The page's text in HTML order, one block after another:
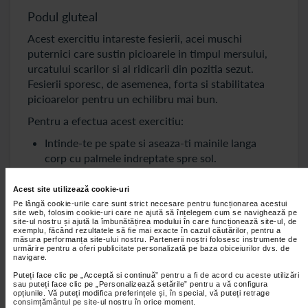
Acest site utilizează cookie-uri
Pe lângă cookie-urile care sunt strict necesare pentru funcționarea acestui
site web, folosim cookie-uri care ne ajută să înțelegem cum se navighează pe
site-ul nostru și ajută la îmbunătățirea modului în care funcționează site-ul, de
exemplu, făcând rezultatele să fie mai exacte în cazul căutărilor, pentru a
măsura performanța site-ului nostru. Partenerii noștri folosesc instrumente de
urmărire pentru a oferi publicitate personalizată pe baza obiceiurilor dvs. de
navigare.
Puteți face clic pe „Acceptă si continuă” pentru a fi de acord cu aceste utilizări
sau puteți face clic pe „Personalizează setările” pentru a vă configura
opțiunile. Vă puteți modifica preferințele și, în special, vă puteți retrage
consimțământul pe site-ul nostru în orice moment.
Podul gluteal
Acest exercitiu intareste fesierii, acei muschi
puternici care sustin picioarele in timpul mersului,
urcatului scarilor si al ridicarii din pozitia sezut.
Fesierii sporesc, de asemenea, forta si stabilitatea
picioarelor pentru un echilibru mai bun.
Pentru a efectua acest exercitiu:
Intinde-te pe spate si aseaza-ti mainile langa
corp cu palmele indreptate spre sol.
calcaiele pe pamant.
Tine-ti capul, partea superioara a spatelui,
bratele si picioarele sau doar calcaiele pe podea
pe toata durata exercitiului.
Incordeaza-ti muschii fesieri si ischiogambierii,
ridicand pelvisul in sus la o inaltime in care
umerii, soldurile si genunchii formeaza o linie